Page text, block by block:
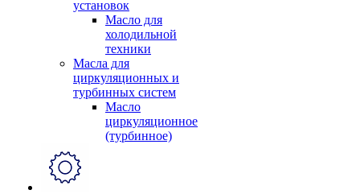
установок
Масло для
холодильной
техники
Масла для
циркуляционных и
турбинных систем
Масло
циркуляционное
(турбинное)